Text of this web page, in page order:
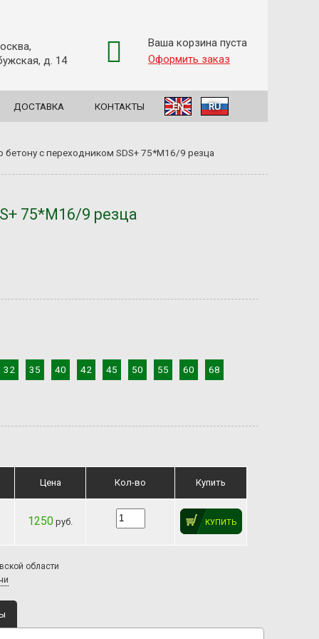
д. 14
Ваша корзина пуста
Оформить заказ
ДОСТАВКА КОНТАКТЫ EN RU
бетону с переходником SDS+ 75*M16/9 резца
75*M16/9 резца
32 35 40 42 45 50 55 60 68
Цена Кол-во Купить
1250 руб. КУПИТЬ
области